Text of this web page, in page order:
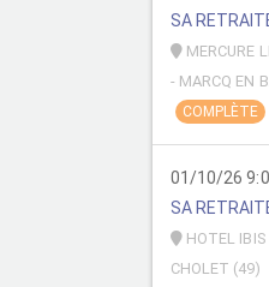
SA
MERCURE
- MARCQ EN
COMPLÈTE
01/10/26
SA
HOTEL IBIS
CHOLET (49)